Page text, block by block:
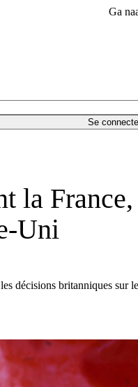
Ga
Se
la
Uni
décisions britanniques